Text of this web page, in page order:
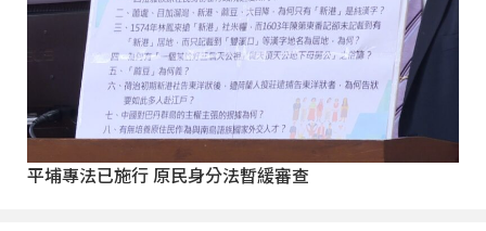
平埔專法已施行 原民身分法暫緩審查